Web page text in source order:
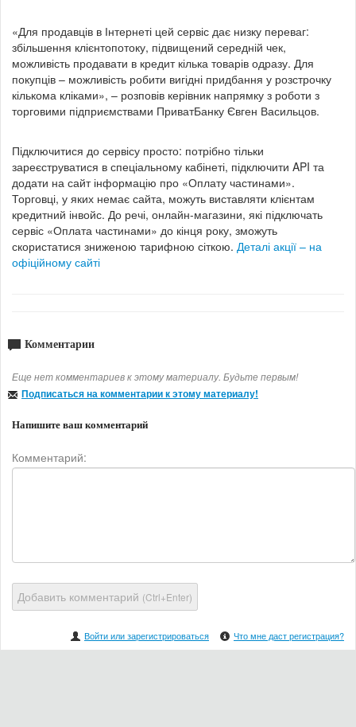
«Для продавців в Інтернеті цей сервіс дає низку переваг:
збільшення клієнтопотоку, підвищений середній чек,
можливість продавати в кредит кілька товарів одразу. Для
покупців – можливість робити вигідні придбання у розстрочку
кількома кліками», – розповів керівник напрямку з роботи з
торговими підприємствами ПриватБанку Євген Васильцов.
Підключитися до сервісу просто: потрібно тільки
зареєструватися в спеціальному кабінеті, підключити API та
додати на сайт інформацію про «Оплату частинами».
Торговці, у яких немає сайта, можуть виставляти клієнтам
кредитний інвойс. До речі, онлайн-магазини, які підключать
сервіс «Оплата частинами» до кінця року, зможуть
скористатися зниженою тарифною сіткою. Деталі акції – на
офіційному сайті
Комментарии
Еще нет комментариев к этому материалу. Будьте первым!
Подписаться на комментарии к этому материалу!
Напишите ваш комментарий
Комментарий:
Добавить комментарий (Ctrl+Enter)
Войти или зарегистрироваться Что мне даст регистрация?